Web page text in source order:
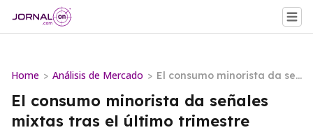
Home > Análisis de Mercado > El consumo minorista da señ
ales mixtas tras el último tri
mestre
El consumo minorista da señales
mixtas tras el último trimestre